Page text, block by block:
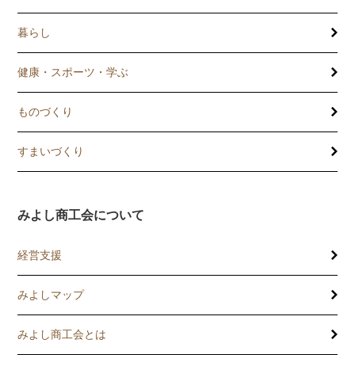
暮らし
健康・スポーツ・学ぶ
ものづくり
すまいづくり
みよし商工会について
経営支援
講習会
記帳相談指導
みよしマップ
みよし商工会とは